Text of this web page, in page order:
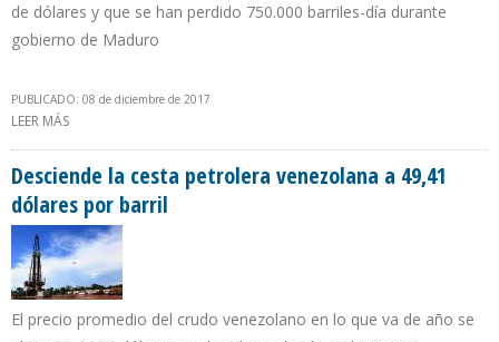
de dólares y que se han perdido 750.000 barriles-día durante
gobierno de Maduro
PUBLICADO: 08 de diciembre de 2017
LEER MÁS
PRODUCCIÓN
Desciende la cesta petrolera venezolana a 49,41
dólares por barril
El precio promedio del crudo venezolano en lo que va de año se